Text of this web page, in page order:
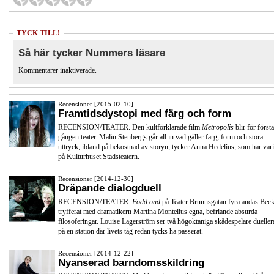
TYCK TILL!
Så här tycker Nummers läsare
Kommentarer inaktiverade.
Recensioner [2015-02-10]
Framtidsdystopi med färg och form
RECENSION/TEATER. Den kultförklarade film Metropolis blir för första
gången teater. Malin Stenbergs går all in vad gäller färg, form och stora
uttryck, ibland på bekostnad av storyn, tycker Anna Hedelius, som har
på Kulturhuset Stadsteatern.
Recensioner [2014-12-30]
Dräpande dialogduell
RECENSION/TEATER. Född ond på Teater Brunnsgatan fyra andas
tryfferat med dramatikern Martina Montelius egna, befriande absurda
filosoferingar. Louise Lagerström ser två högoktaniga skådespelare
på en station där livets tåg redan tycks ha passerat.
Recensioner [2014-12-22]
Nyanserad barndomsskildring